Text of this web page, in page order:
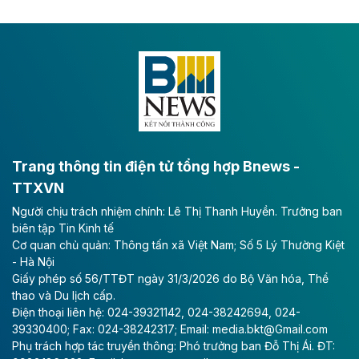
tốc CT.11 qua Ninh Bình
Đông A dài khoảng 25,1 km được kỳ vọng sẽ tạo động
lực phát triển kinh tế - xã hội khu vực phía Nam đồng
Long Thành
Tổng công ty Cảng hàng không Việt Nam - CTCP
(ACV) vừa lập kỷ lục mới về lợi nhuận trong quý
II/2026.
Theo baodautu.vn
Vinaconex lập đỉnh doanh thu
Tổng CTCP Xuất nhập khẩu và Xây dựng Việt Nam
(Vinaconex) đã khép lại nửa đầu năm với doanh thu
thuần gần 7.268 tỷ đồng, tăng 4% so với cùng kỳ và
Trang thông tin điện tử tổng hợp Bnews -
TTXVN
Người chịu trách nhiệm chính: Lê Thị Thanh Huyền. Trưởng ban
biên tập Tin Kinh tế
Cơ quan chủ quản: Thông tấn xã Việt Nam; Số 5 Lý Thường Kiệt
- Hà Nội
Giấy phép số 56/TTĐT ngày 31/3/2026 do Bộ Văn hóa, Thể
thao và Du lịch cấp.
Điện thoại liên hệ: 024-39321142, 024-38242694, 024-
39330400; Fax: 024-38242317; Email: media.bkt@Gmail.com
Phụ trách hợp tác truyền thông: Phó trưởng ban Đỗ Thị Ái. ĐT: